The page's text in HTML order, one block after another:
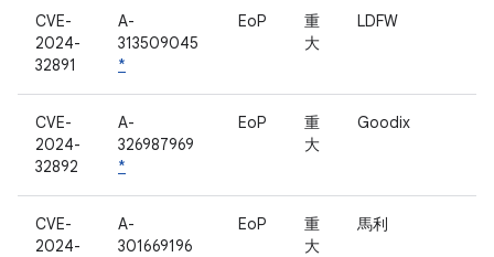
CVE-
2024-
32891
A-
313509045
*
EoP
重
大
LDFW
CVE-
2024-
32892
A-
326987969
*
EoP
重
大
Goodix
CVE-
2024-
A-
301669196
EoP
重
大
馬利